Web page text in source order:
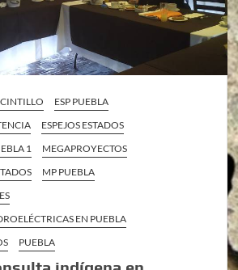
CINTILLO
ESP PUEBLA
ESPEJOS ESTADOS
1
MEGAPROYECTOS
MP PUEBLA
EN PUEBLA
PUEBLA